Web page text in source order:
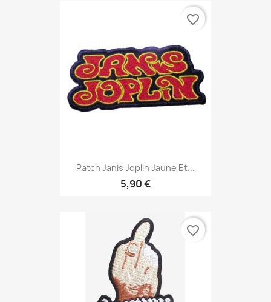
Patch Janis Joplin Jaune Et...
5,90 €
favorite_border
favorite_border